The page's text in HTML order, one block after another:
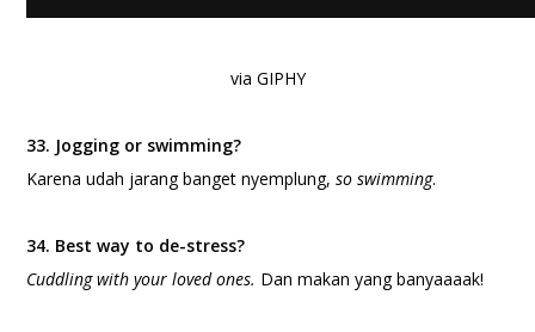
via GIPHY
33. Jogging or swimming?
Karena udah jarang banget nyemplung,so swimming.
34. Best way to de-stress?
Cuddling with your loved ones. Dan makan yang banyaaaak!